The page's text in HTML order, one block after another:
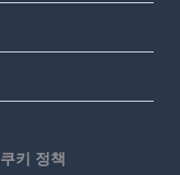
쿠키 정책